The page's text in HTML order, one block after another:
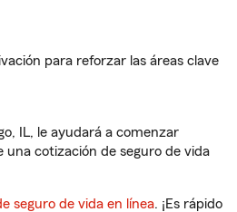
para reforzar las áreas clave
IL, le ayudará a comenzar
una cotización de seguro de vida
seguro de vida en línea. ¡Es rápido